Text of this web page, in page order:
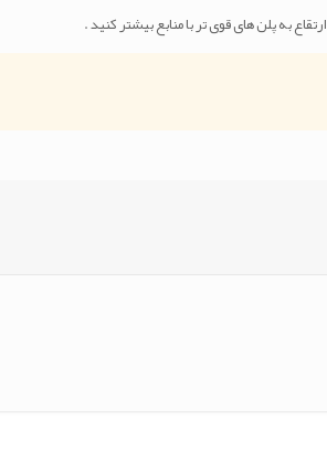
به پلن های قوی تر با منابع بیشتر کنید .